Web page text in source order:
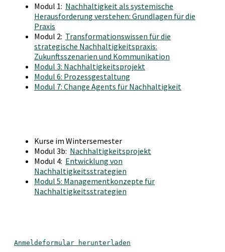
Modul 1: Nachhaltigkeit als systemische
Herausforderung verstehen: Grundlagen für die
Praxis
Modul 2: Transformationswissen für die
strategische Nachhaltigkeitspraxis:
Zukunftsszenarien und Kommunikation
Modul 3: Nachhaltigkeitsprojekt
Modul 6: Prozessgestaltung
Modul 7: Change Agents für Nachhaltigkeit
Kurse im Wintersemester
Modul 3b: Nachhaltigkeitsprojekt
Modul 4: Entwicklung von
Nachhaltigkeitsstrategien
Modul 5: Managementkonzepte für
Nachhaltigkeitsstrategien
Anmeldeformular herunterladen